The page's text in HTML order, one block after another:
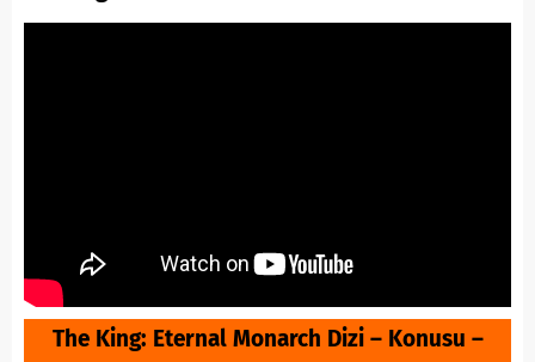
The King: Eternal Monarch Dizi – Konusu –